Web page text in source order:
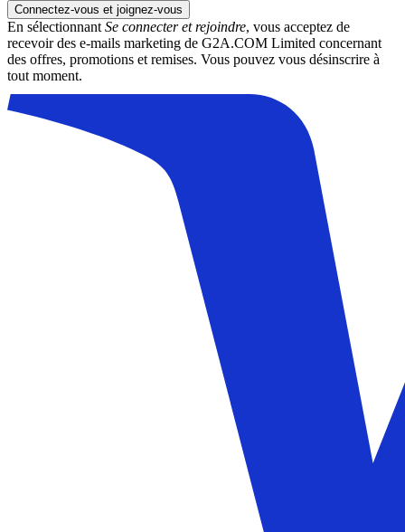
Connectez-vous et joignez-vous
En sélectionnant Se connecter et rejoindre, vous acceptez de
recevoir des e-mails marketing de G2A.COM Limited concernant
des offres, promotions et remises. Vous pouvez vous désinscrire à
tout moment.